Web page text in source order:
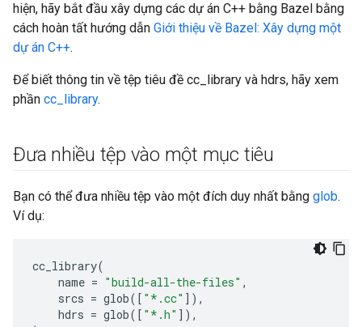
hiện, hãy bắt đầu xây dựng các dự án C++ bằng Bazel bằng
cách hoàn tất hướng dẫn Giới thiệu về Bazel: Xây dựng một
dự án C++.
Để biết thông tin về tệp tiêu đề cc_library và hdrs, hãy xem
phần cc_library.
Đưa nhiều tệp vào một mục tiêu
Bạn có thể đưa nhiều tệp vào một đích duy nhất bằng glob.
Ví dụ:
cc_library(
name = "build-all-the-files" ,
srcs = glob([ "*.cc" ]),
hdrs = glob([ "*.h" ]),